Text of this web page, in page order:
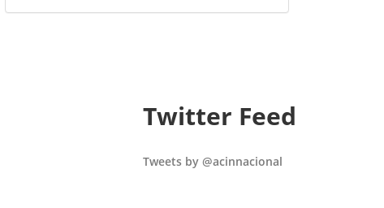
Twitter Feed
Tweets by @acinnacional